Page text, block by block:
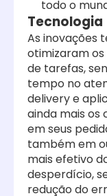
todo o
Tecnologia
As inovações
otimizaram
de tarefas,
tempo no
delivery e
ainda mais os
em seus
também em
mais efetivo
desperdício,
redução do